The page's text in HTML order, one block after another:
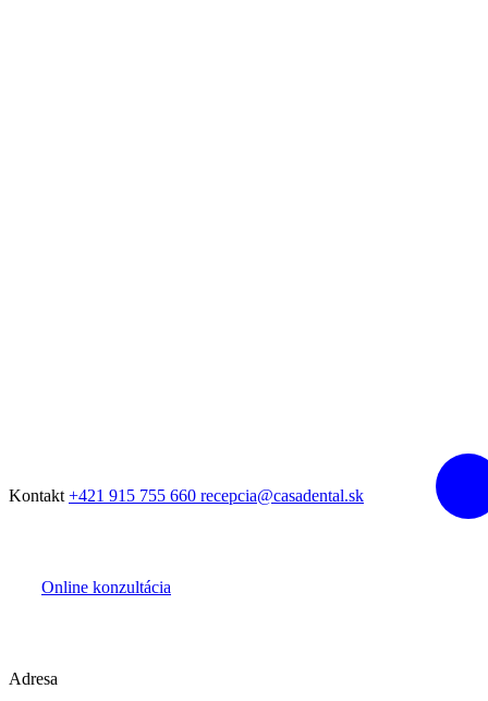
Kontakt +421 915 755 660 recepcia@casadental.sk
Online konzultácia
Adresa